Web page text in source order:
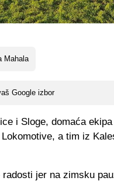
Mahala
Google izbor
i Sloge, domaća
a tim iz
jer na zimsku